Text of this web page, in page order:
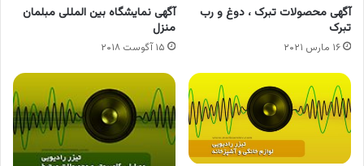
آگهی محصولات تبرک ، دوغ و رب
تبرک
۱۶ مارس ۲۰۲۱
آگهی نمایشگاه بین المللی مبلمان
منزل
۱۵ آگوست ۲۰۱۸